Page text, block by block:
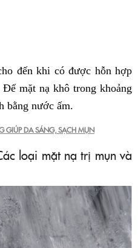
đến khi có được hỗn hợp
mặt nạ khô trong khoảng
bằng nước ấm.
GIÚP DA SÁNG, SẠCH MỤN
loại mặt nạ trị mụn và